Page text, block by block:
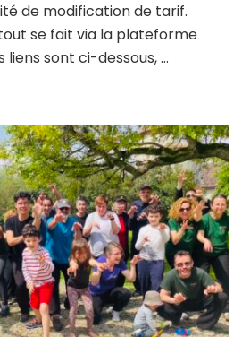
de modification de tarif.
se fait via la plateforme
liens sont ci-dessous, …